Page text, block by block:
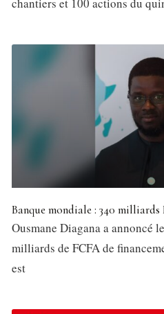
Banque mondiale : 340 milliards
Ousmane Diagana a annoncé
milliards de FCFA de
est